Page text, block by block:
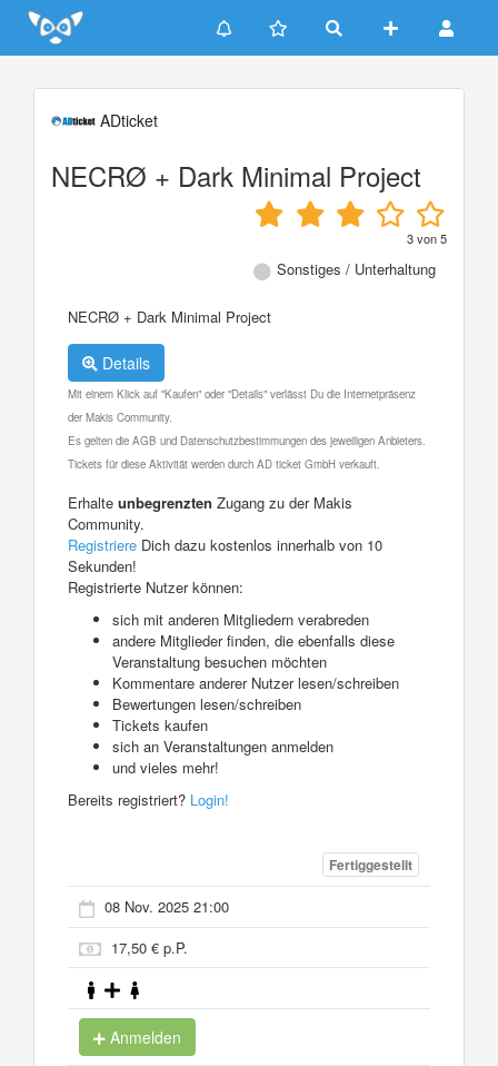
Update cookies preferences
ADticket
NECRØ + Dark Minimal Project
3von5
Sonstiges / Unterhaltung
NECRØ + Dark Minimal Project
Details
Mit einem Klick auf "Kaufen" oder "Details" verlässt Du die Internetpräsenz
der Makis Community.
Es gelten die AGB und Datenschutzbestimmungen des jeweiligen Anbieters.
Tickets für diese Aktivität werden durch AD ticket GmbH verkauft.
Erhalte unbegrenzten Zugang zu der Makis
Community.
Registriere Dich dazu kostenlos innerhalb von 10
Sekunden!
Registrierte Nutzer können:
sich mit anderen Mitgliedern verabreden
andere Mitglieder finden, die ebenfalls diese
Veranstaltung besuchen möchten
Kommentare anderer Nutzer lesen/schreiben
Bewertungen lesen/schreiben
Tickets kaufen
sich an Veranstaltungen anmelden
und vieles mehr!
Bereits registriert? Login!
Fertiggestellt
08 Nov. 2025 21:00
17,50 € p.P.
Anmelden